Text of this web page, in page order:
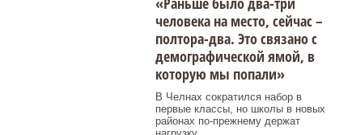
человека на место, сейчас –
полтора-два. Это связано с
демографической ямой, в
которую мы попали»
В Челнах сократился набор в
первые классы, но школы в новых
районах по-прежнему держат